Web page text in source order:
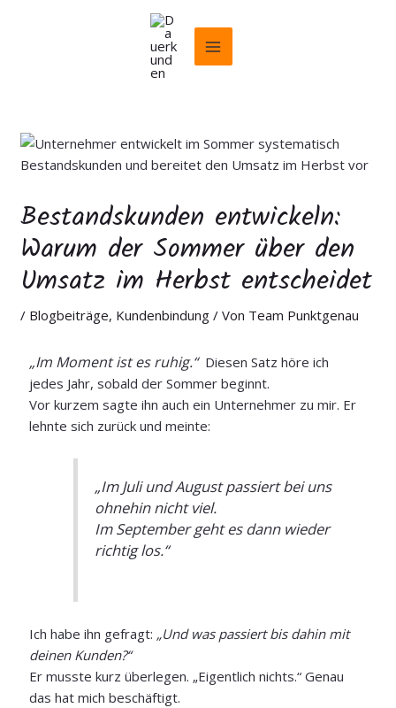
Menu
Bestandskunden entwickeln:
Warum der Sommer über den
Umsatz im Herbst entscheidet
/ Blogbeiträge, Kundenbindung / Von Team Punktgenau
„Im Moment ist es ruhig.“ Diesen Satz höre ich
jedes Jahr, sobald der Sommer beginnt.
Vor kurzem sagte ihn auch ein Unternehmer zu mir. Er
lehnte sich zurück und meinte:
„Im Juli und August passiert bei uns
ohnehin nicht viel.
Im September geht es dann wieder
richtig los.“
Ich habe ihn gefragt: „Und was passiert bis dahin mit
deinen Kunden?“
Er musste kurz überlegen. „Eigentlich nichts.“Genau
das hat mich beschäftigt.